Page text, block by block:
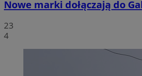
Nowe marki dołączają do
23
4